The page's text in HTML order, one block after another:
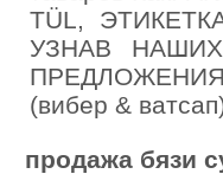
TÜL,
УЗНАВ
ПРЕДЛОЖЕНИЯ
(вибер &
продажа бязи